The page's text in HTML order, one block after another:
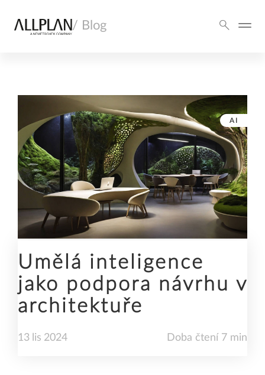
/ Blog
AI
Umělá inteligence
jako podpora návrhu v
architektuře
13 lis 2024 Doba čtení 7 min